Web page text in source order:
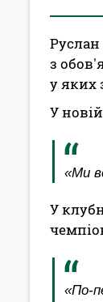
з
у яких
У
«Ми
У
«По-